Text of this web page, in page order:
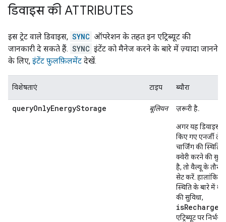
डिवाइस की ATTRIBUTES
इस ट्रेट वाले डिवाइस, SYNC ऑपरेशन के तहत इन एट्रिब्यूट की
जानकारी दे सकते हैं. SYNC इंटेंट को मैनेज करने के बारे में ज़्यादा जानने
के लिए, इंटेंट फ़ुलफ़िलमेंट देखें.
विशेषताएं टाइप ब्यौरा
queryOnlyEnergyStorage बूलियन ज़रूरी है.
अगर यह डिवाइस
किए गए एनर्जी
चार्जिंग की स्थिति
क्वेरी करने की
है, तो वैल्यू के तौर
सेट करें. हालांकि,
स्थिति के बारे में
की सुविधा,
एट्रिब्यूट पर निर्भर